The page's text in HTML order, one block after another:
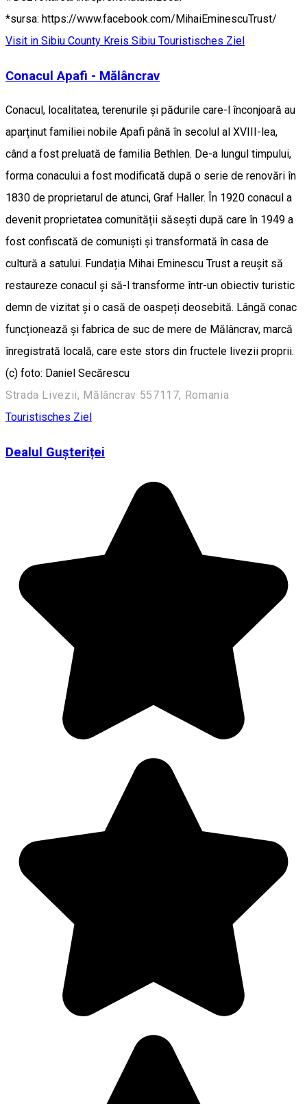
*sursa: https://www.facebook.com/MihaiEminescuTrust/
Visit in Sibiu County Kreis Sibiu Touristisches Ziel
Conacul Apafi - Mălâncrav
Conacul, localitatea, terenurile și pădurile care-l înconjoară au
aparținut familiei nobile Apafi până în secolul al XVIII-lea,
când a fost preluată de familia Bethlen. De-a lungul timpului,
forma conacului a fost modificată după o serie de renovări în
1830 de proprietarul de atunci, Graf Haller. În 1920 conacul a
devenit proprietatea comunității săsești după care în 1949 a
fost confiscată de comuniști și transformată în casa de
cultură a satului. Fundația Mihai Eminescu Trust a reușit să
restaureze conacul și să-l transforme într-un obiectiv turistic
demn de vizitat și o casă de oaspeți deosebită. Lângă conac
funcționează și fabrica de suc de mere de Mălâncrav, marcă
înregistrată locală, care este stors din fructele livezii proprii.
(c) foto: Daniel Secărescu
Strada Livezii, Mălâncrav 557117, Romania
Touristisches Ziel
Dealul Gușteriței